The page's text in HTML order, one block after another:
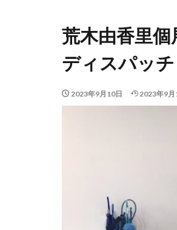
荒木由香里
ディスパッ
2023年9月10日 2023年9月